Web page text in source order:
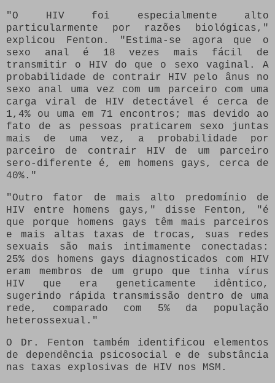
"O HIV foi especialmente alto
particularmente por razões biológicas,"
explicou Fenton. "Estima-se agora que o
sexo anal é 18 vezes mais fácil de
transmitir o HIV do que o sexo vaginal. A
probabilidade de contrair HIV pelo ânus no
sexo anal uma vez com um parceiro com uma
carga viral de HIV detectável é cerca de
1,4% ou uma em 71 encontros; mas devido ao
fato de as pessoas praticarem sexo juntas
mais de uma vez, a probabilidade por
parceiro de contrair HIV de um parceiro
sero-diferente é, em homens gays, cerca de
40%."
"Outro fator de mais alto predomínio de
HIV entre homens gays," disse Fenton, "é
que porque homens gays têm mais parceiros
e mais altas taxas de trocas, suas redes
sexuais são mais intimamente conectadas:
25% dos homens gays diagnosticados com HIV
eram membros de um grupo que tinha vírus
HIV que era geneticamente idêntico,
sugerindo rápida transmissão dentro de uma
rede, comparado com 5% da população
heterossexual."
O Dr. Fenton também identificou elementos
de dependência psicosocial e de substância
nas taxas explosivas de HIV nos MSM.